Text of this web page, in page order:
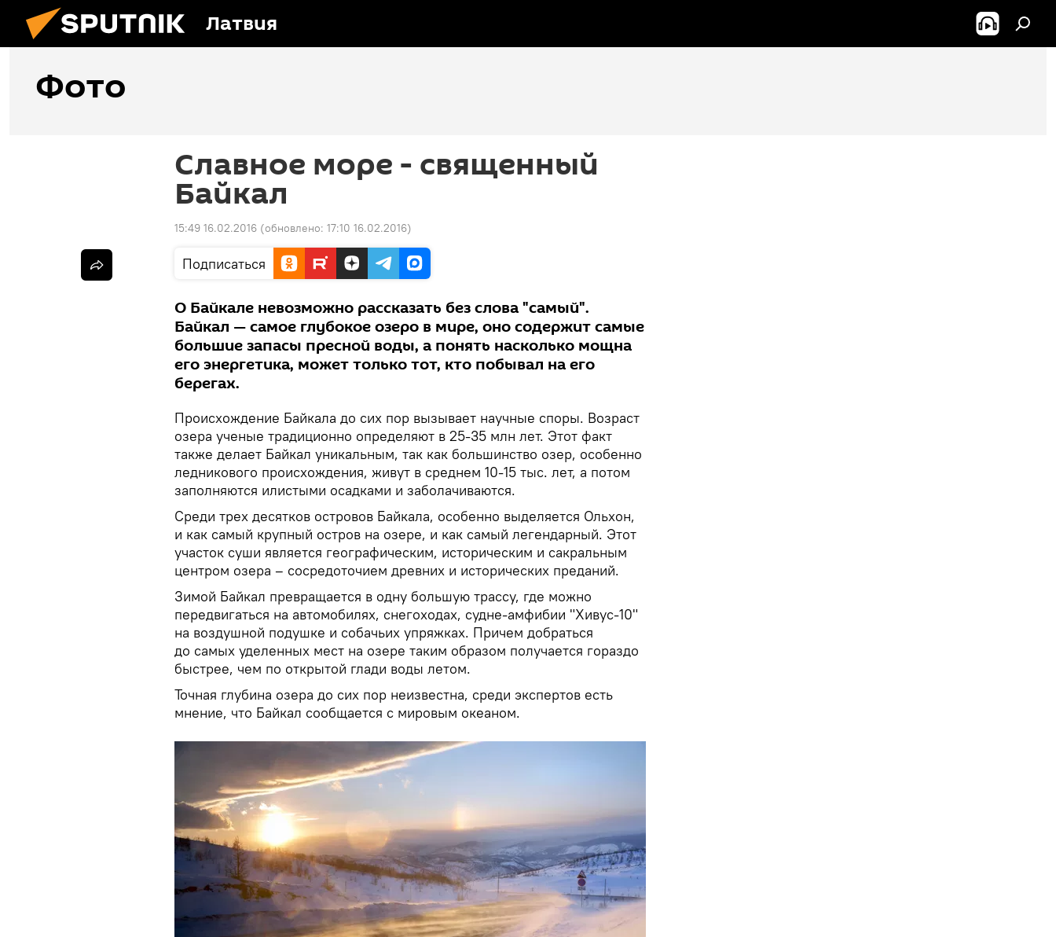
Латвия
Фото
Славное море - священный
Байкал
15:49 16.02.2016 (обновлено: 17:10 16.02.2016)
Подписаться
О Байкале невозможно рассказать без слова "самый".
Байкал — самое глубокое озеро в мире, оно содержит самые
большие запасы пресной воды, а понять насколько мощна
его энергетика, может только тот, кто побывал на его
берегах.
Происхождение Байкала до сих пор вызывает научные споры. Возраст
озера ученые традиционно определяют в 25-35 млн лет. Этот факт
также делает Байкал уникальным, так как большинство озер, особенно
ледникового происхождения, живут в среднем 10-15 тыс. лет, а потом
заполняются илистыми осадками и заболачиваются.
Среди трех десятков островов Байкала, особенно выделяется Ольхон,
и как самый крупный остров на озере, и как самый легендарный. Этот
участок суши является географическим, историческим и сакральным
центром озера – сосредоточием древних и исторических преданий.
Зимой Байкал превращается в одну большую трассу, где можно
передвигаться на автомобилях, снегоходах, судне-амфибии "Хивус-10"
на воздушной подушке и собачьих упряжках. Причем добраться
до самых уделенных мест на озере таким образом получается гораздо
быстрее, чем по открытой глади воды летом.
Точная глубина озера до сих пор неизвестна, среди экспертов есть
мнение, что Байкал сообщается с мировым океаном.